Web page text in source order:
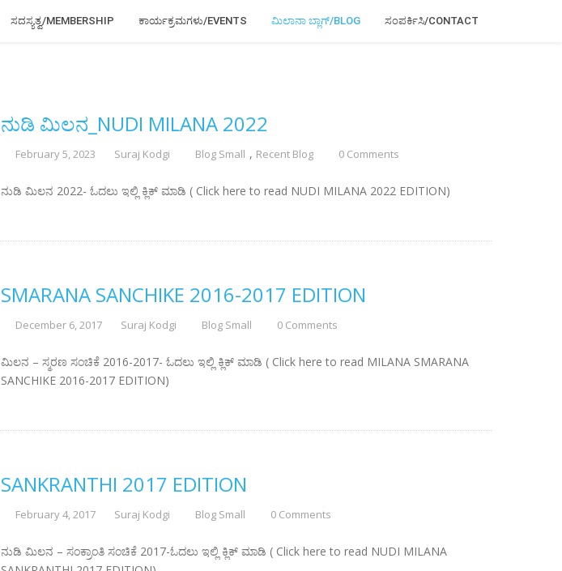
ಸದಸ್ಯತ್ವ/MEMBERSHIP ಕಾರ್ಯಕ್ರಮಗಳು/EVENTS ಮಿಲಾನಾ ಬ್ಲಾಗ್/BLOG ಸಂಪರ್ಕಿಸಿ/CONTACT
ನುಡಿ ಮಿಲನ_NUDI MILANA 2022
February 5, 2023 Suraj Kodgi Blog Small , Recent Blog 0 Comments
ನುಡಿ ಮಿಲನ 2022- ಓದಲು ಇಲ್ಲಿ ಕ್ಲಿಕ್ ಮಾಡಿ ( Click here to read NUDI MILANA 2022 EDITION)
SMARANA SANCHIKE 2016-2017 EDITION
December 6, 2017 Suraj Kodgi Blog Small 0 Comments
ಮಿಲನ – ಸ್ಮರಣ ಸಂಚಿಕೆ 2016-2017- ಓದಲು ಇಲ್ಲಿ ಕ್ಲಿಕ್ ಮಾಡಿ ( Click here to read MILANA SMARANA
SANCHIKE 2016-2017 EDITION)
SANKRANTHI 2017 EDITION
February 4, 2017 Suraj Kodgi Blog Small 0 Comments
ನುಡಿ ಮಿಲನ – ಸಂಕ್ರಾಂತಿ ಸಂಚಿಕೆ 2017-ಓದಲು ಇಲ್ಲಿ ಕ್ಲಿಕ್ ಮಾಡಿ ( Click here to read NUDI MILANA